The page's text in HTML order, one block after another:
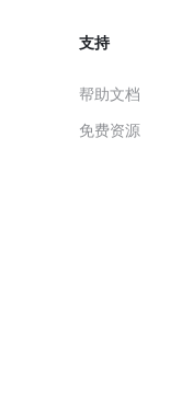
支持
帮助文档
免费资源